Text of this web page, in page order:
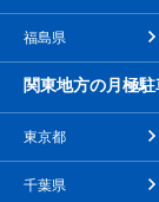
福島県
関東地方の月極
東京都
千葉県